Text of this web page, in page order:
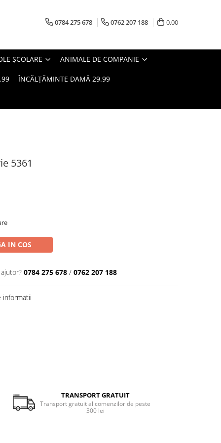
0784 275 678 0762 207 188 0,00
ȘCOLARE ANIMALE DE COMPANIE
ÎNCĂLȚĂMINTE DAMĂ 29.99
5361
IN COS
0784 275 678 / 0762 207 188
informatii
TRANSPORT GRATUIT
Transport gratuit al comenzilor de peste
300 lei